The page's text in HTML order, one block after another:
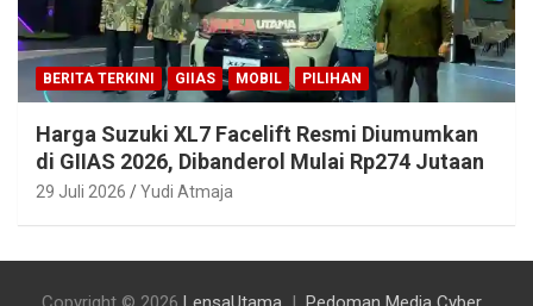
BERITA TERKINI GIIAS MOBIL PILIHAN
Harga Suzuki XL7 Facelift Resmi Diumumkan
di GIIAS 2026, Dibanderol Mulai Rp274 Jutaan
29 Juli 2026 Yudi Atmaja